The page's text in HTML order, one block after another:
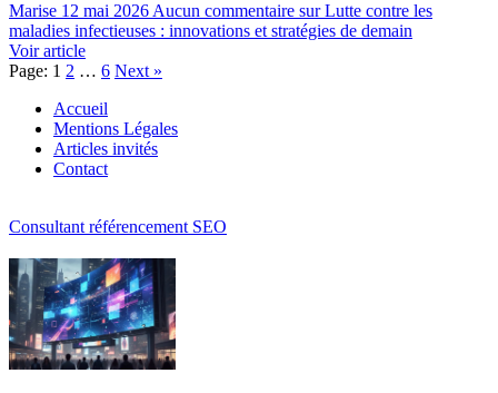
Marise 12 mai 2026 Aucun commentaire sur Lutte contre les
maladies infectieuses : innovations et stratégies de demain
Voir article
Page: 1 2 … 6 Next »
Accueil
Mentions Légales
Articles invités
Contact
Consultant référencement SEO